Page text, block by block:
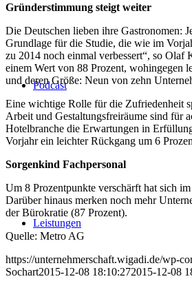
Podcast
Leistungen
Gründerstimmung steigt weiter
Die Deutschen lieben ihre Gastronomen:
Grundlage für die Studie, die wie im
zu 2014 noch einmal verbessert“, so Olaf
einem Wert von 88 Prozent, wohingegen
und deren Größe: Neun von zehn
Eine wichtige Rolle für die Zufriedenheit
Arbeit und Gestaltungsfreiräume sind für
Hotelbranche die Erwartungen in
Vorjahr ein leichter Rückgang um 6
Sorgenkind Fachpersonal
Um 8 Prozentpunkte verschärft hat sich
Darüber hinaus merken noch mehr
der Bürokratie (87 Prozent).
Quelle: Metro AG
https://unternehmerschaft.wigadi.de/wp-
Sochart2015-12-08 18:10:272015-12-08